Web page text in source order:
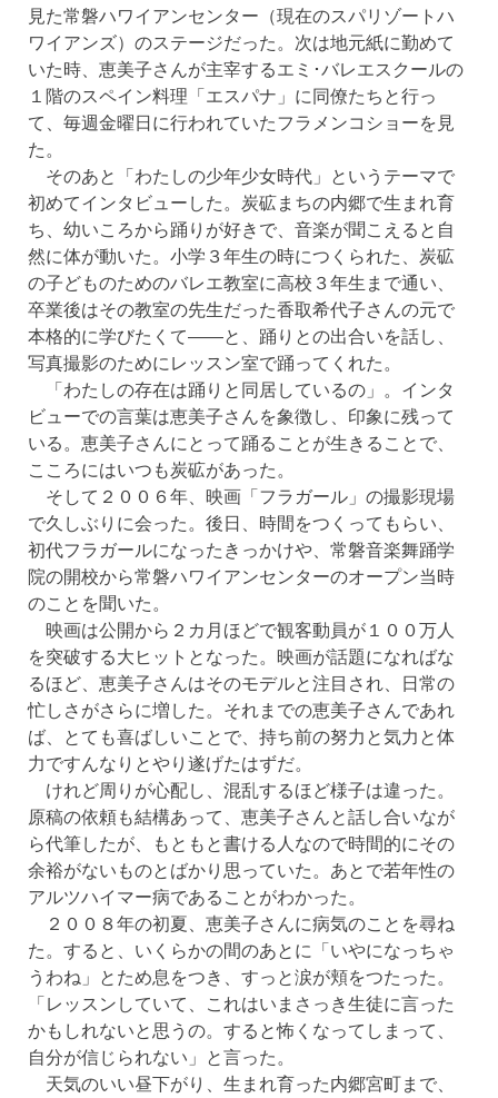
見た常磐ハワイアンセンター（現在のスパリゾートハ
ワイアンズ）のステージだった。次は地元紙に勤めて
いた時、恵美子さんが主宰するエミ･バレエスクールの
１階のスペイン料理「エスパナ」に同僚たちと行っ
て、毎週金曜日に行われていたフラメンコショーを見
た。
そのあと「わたしの少年少女時代」というテーマで
初めてインタビューした。炭砿まちの内郷で生まれ育
ち、幼いころから踊りが好きで、音楽が聞こえると自
然に体が動いた。小学３年生の時につくられた、炭砿
の子どものためのバレエ教室に高校３年生まで通い、
卒業後はその教室の先生だった香取希代子さんの元で
本格的に学びたくて――と、踊りとの出合いを話し、
写真撮影のためにレッスン室で踊ってくれた。
「わたしの存在は踊りと同居しているの」。インタ
ビューでの言葉は恵美子さんを象徴し、印象に残って
いる。恵美子さんにとって踊ることが生きることで、
こころにはいつも炭砿があった。
そして２００６年、映画「フラガール」の撮影現場
で久しぶりに会った。後日、時間をつくってもらい、
初代フラガールになったきっかけや、常磐音楽舞踊学
院の開校から常磐ハワイアンセンターのオープン当時
のことを聞いた。
映画は公開から２カ月ほどで観客動員が１００万人
を突破する大ヒットとなった。映画が話題になればな
るほど、恵美子さんはそのモデルと注目され、日常の
忙しさがさらに増した。それまでの恵美子さんであれ
ば、とても喜ばしいことで、持ち前の努力と気力と体
力ですんなりとやり遂げたはずだ。
けれど周りが心配し、混乱するほど様子は違った。
原稿の依頼も結構あって、恵美子さんと話し合いなが
ら代筆したが、もともと書ける人なので時間的にその
余裕がないものとばかり思っていた。あとで若年性の
アルツハイマー病であることがわかった。
２００８年の初夏、恵美子さんに病気のことを尋ね
た。すると、いくらかの間のあとに「いやになっちゃ
うわね」とため息をつき、すっと涙が頬をつたった。
「レッスンしていて、これはいまさっき生徒に言った
かもしれないと思うの。すると怖くなってしまって、
自分が信じられない」と言った。
天気のいい昼下がり、生まれ育った内郷宮町まで、